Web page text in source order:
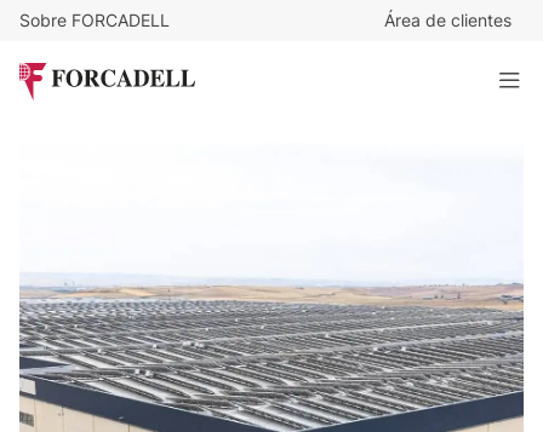
Sobre FORCADELL Área de clientes
Nave logística en alquiler de 11.559 m² - Daganzo de Arriba,
Madrid.